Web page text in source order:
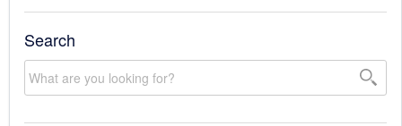
Search